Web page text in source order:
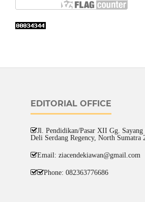
EDITORIAL OFFICE
Jl. Pendidikan/Pasar XII Gg.
Deli Serdang Regency, North Sumatra
Email: ziacendekiawan@gmail.com
Phone: 082363776686